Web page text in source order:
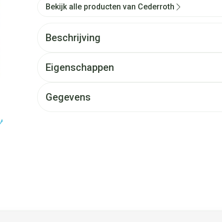
Bekijk alle producten van Cederroth
Beschrijving
Eigenschappen
Gegevens